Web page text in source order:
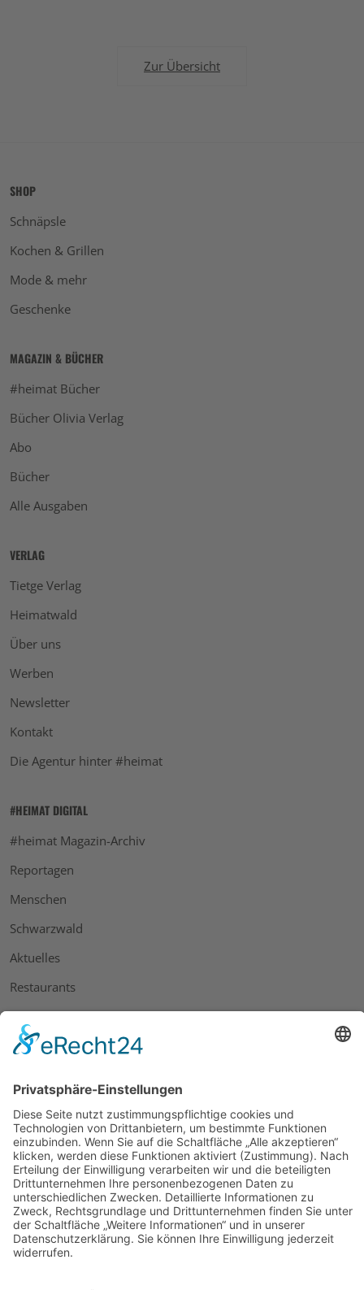
Zur Übersicht
SHOP
Schnäpsle
Kochen & Grillen
Mode & mehr
Geschenke
MAGAZIN & BÜCHER
#heimat Bücher
Bücher Olivia Verlag
Abo
Bücher
Alle Ausgaben
VERLAG
Tietge Verlag
Heimatwald
Über uns
Werben
Newsletter
Kontakt
Die Agentur hinter #heimat
#HEIMAT DIGITAL
#heimat Magazin-Archiv
Reportagen
Menschen
Schwarzwald
Aktuelles
Restaurants
Rezepte
Impressum
Datenschutz
AGB
Widerrufsbelehrung
Bankdaten